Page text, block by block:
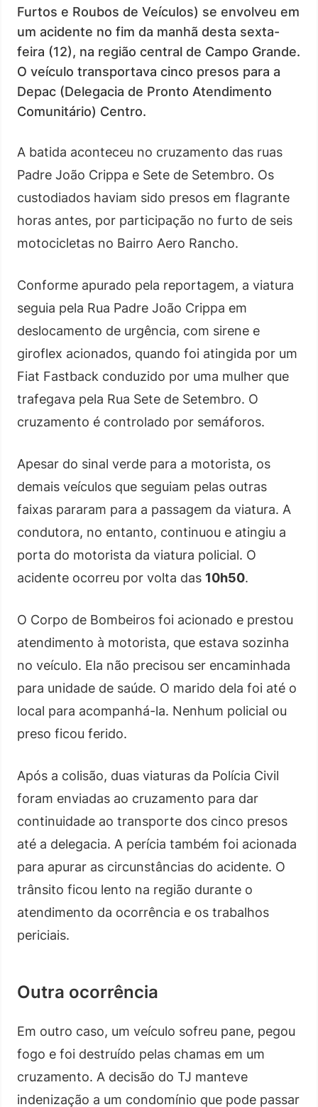
Furtos e Roubos de Veículos) se envolveu em
um acidente no fim da manhã desta sexta-
feira (12), na região central de Campo Grande.
O veículo transportava cinco presos para a
Depac (Delegacia de Pronto Atendimento
Comunitário) Centro.
A batida aconteceu no cruzamento das ruas
Padre João Crippa e Sete de Setembro. Os
custodiados haviam sido presos em flagrante
horas antes, por participação no furto de seis
motocicletas no Bairro Aero Rancho.
Conforme apurado pela reportagem, a viatura
seguia pela Rua Padre João Crippa em
deslocamento de urgência, com sirene e
giroflex acionados, quando foi atingida por um
Fiat Fastback conduzido por uma mulher que
trafegava pela Rua Sete de Setembro. O
cruzamento é controlado por semáforos.
Apesar do sinal verde para a motorista, os
demais veículos que seguiam pelas outras
faixas pararam para a passagem da viatura. A
condutora, no entanto, continuou e atingiu a
porta do motorista da viatura policial. O
acidente ocorreu por volta das 10h50.
O Corpo de Bombeiros foi acionado e prestou
atendimento à motorista, que estava sozinha
no veículo. Ela não precisou ser encaminhada
para unidade de saúde. O marido dela foi até o
local para acompanhá-la. Nenhum policial ou
preso ficou ferido.
Após a colisão, duas viaturas da Polícia Civil
foram enviadas ao cruzamento para dar
continuidade ao transporte dos cinco presos
até a delegacia. A perícia também foi acionada
para apurar as circunstâncias do acidente. O
trânsito ficou lento na região durante o
atendimento da ocorrência e os trabalhos
periciais.
Outra ocorrência
Em outro caso, um veículo sofreu pane, pegou
fogo e foi destruído pelas chamas em um
cruzamento. A decisão do TJ manteve
indenização a um condomínio que pode passar